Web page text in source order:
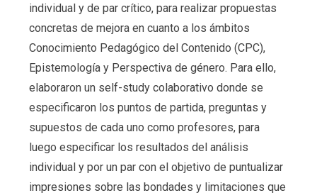
individual y de par crítico, para realizar propuestas
concretas de mejora en cuanto a los ámbitos
Conocimiento Pedagógico del Contenido (CPC),
Epistemología y Perspectiva de género. Para ello,
elaboraron un self-study colaborativo donde se
especificaron los puntos de partida, preguntas y
supuestos de cada uno como profesores, para
luego especificar los resultados del análisis
individual y por un par con el objetivo de puntualizar
impresiones sobre las bondades y limitaciones que